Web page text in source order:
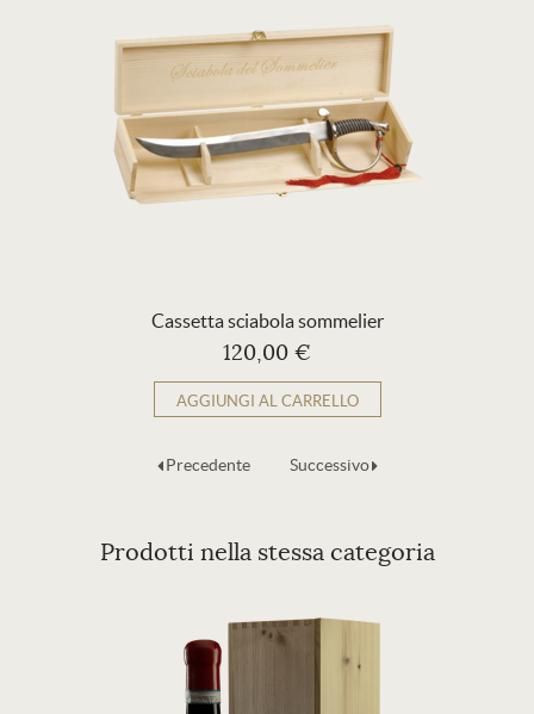
Cassetta sciabola sommelier
120,00 €
AGGIUNGI AL CARRELLO
Precedente Successivo
Prodotti nella stessa categoria